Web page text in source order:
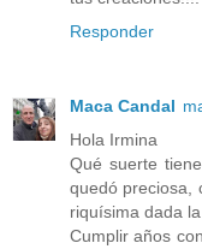
Responder
Maca Candal
Hola Irmina
Qué suerte
quedó preciosa,
riquísima dada
Cumplir años